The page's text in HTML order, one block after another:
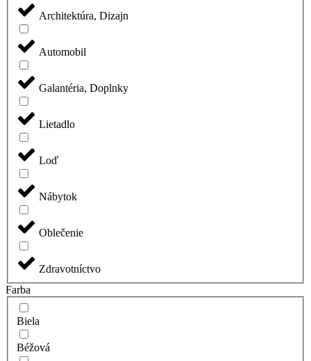
Architektúra, Dizajn
Automobil
Galantéria, Doplnky
Lietadlo
Loď
Nábytok
Oblečenie
Zdravotníctvo
Farba
Biela
Béžová